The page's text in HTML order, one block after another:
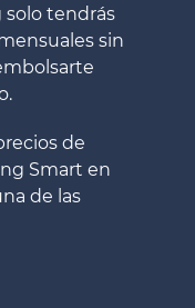
solo tendrás
sin
de
Smart en
de las